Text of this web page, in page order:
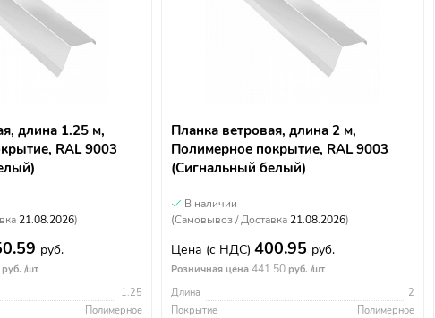
длина 1.25 м,
RAL 9003
21.08.2026)
руб.
руб. /шт
1.25
Полимерное
Планка ветровая, длина 2 м,
Полимерное покрытие, RAL 9003
(Сигнальный белый)
В наличии
(Самовывоз / Доставка 21.08.2026)
Цена (с НДС) 400.95 руб.
Розничная цена441.50 руб. /шт
Длина
2
Покрытие
Полимерное